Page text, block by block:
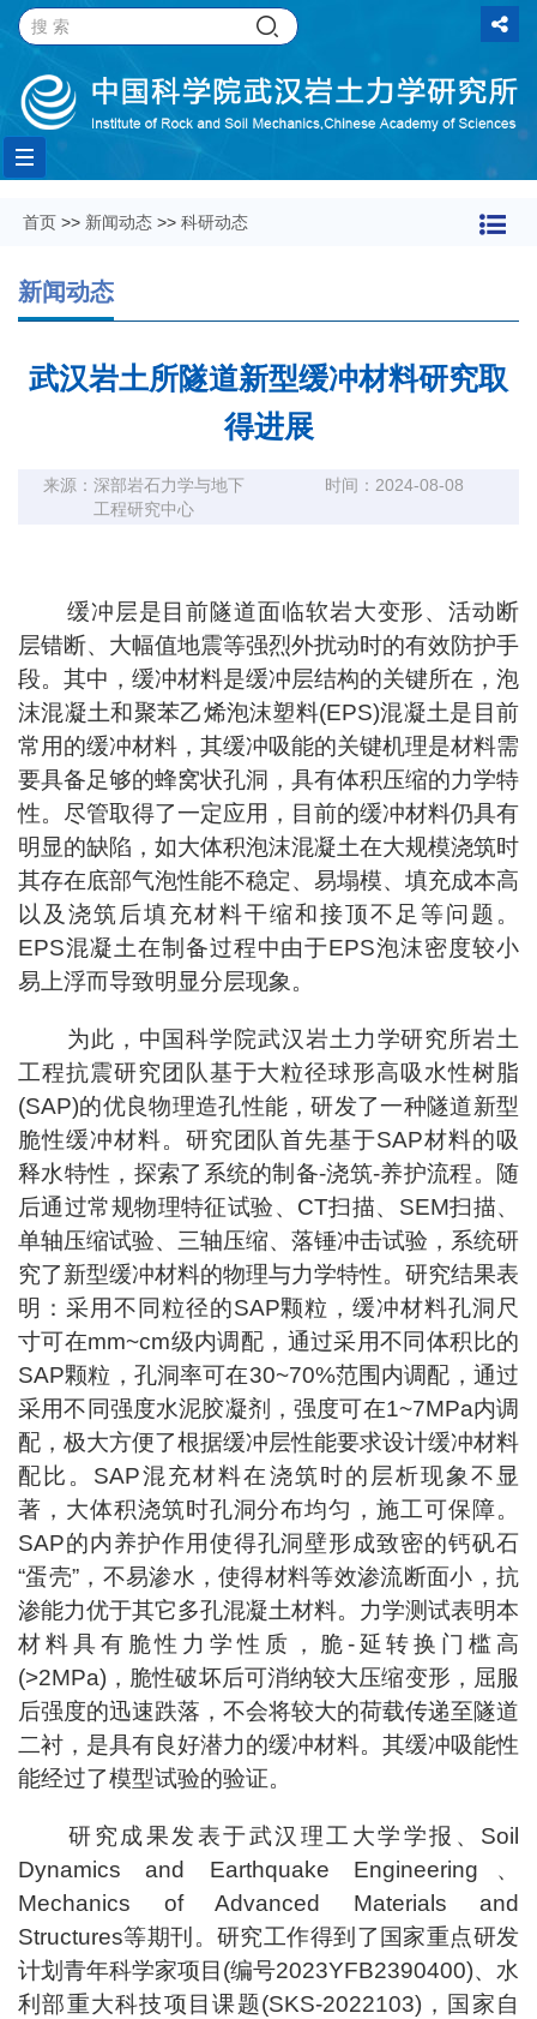
Toggle
navigation
首页 >> 新闻动态 >> 科研动态
新闻动态
武汉岩土所隧道新型缓冲材料研究取
得进展
来源：深部岩石力学与地下
工程研究中心
时间：2024-08-08
缓冲层是目前隧道面临软岩大变形、活动断
层错断、大幅值地震等强烈外扰动时的有效防护手
段。其中，缓冲材料是缓冲层结构的关键所在，泡
沫混凝土和聚苯乙烯泡沫塑料(EPS)混凝土是目前
常用的缓冲材料，其缓冲吸能的关键机理是材料需
要具备足够的蜂窝状孔洞，具有体积压缩的力学特
性。尽管取得了一定应用，目前的缓冲材料仍具有
明显的缺陷，如大体积泡沫混凝土在大规模浇筑时
其存在底部气泡性能不稳定、易塌模、填充成本高
以及浇筑后填充材料干缩和接顶不足等问题。
EPS混凝土在制备过程中由于EPS泡沫密度较小
易上浮而导致明显分层现象。
为此，中国科学院武汉岩土力学研究所岩土
工程抗震研究团队基于大粒径球形高吸水性树脂
(SAP)的优良物理造孔性能，研发了一种隧道新型
脆性缓冲材料。研究团队首先基于SAP材料的吸
释水特性，探索了系统的制备-浇筑-养护流程。随
后通过常规物理特征试验、CT扫描、SEM扫描、
单轴压缩试验、三轴压缩、落锤冲击试验，系统研
究了新型缓冲材料的物理与力学特性。研究结果表
明：采用不同粒径的SAP颗粒，缓冲材料孔洞尺
寸可在mm~cm级内调配，通过采用不同体积比的
SAP颗粒，孔洞率可在30~70%范围内调配，通过
采用不同强度水泥胶凝剂，强度可在1~7MPa内调
配，极大方便了根据缓冲层性能要求设计缓冲材料
配比。SAP混充材料在浇筑时的层析现象不显
著，大体积浇筑时孔洞分布均匀，施工可保障。
SAP的内养护作用使得孔洞壁形成致密的钙矾石
“蛋壳”，不易渗水，使得材料等效渗流断面小，抗
渗能力优于其它多孔混凝土材料。力学测试表明本
材料具有脆性力学性质，脆-延转换门槛高
(>2MPa)，脆性破坏后可消纳较大压缩变形，屈服
后强度的迅速跌落，不会将较大的荷载传递至隧道
二衬，是具有良好潜力的缓冲材料。其缓冲吸能性
能经过了模型试验的验证。
研究成果发表于武汉理工大学学报、Soil
Dynamics and Earthquake Engineering、
Mechanics of Advanced Materials and
Structures等期刊。研究工作得到了国家重点研发
计划青年科学家项目(编号2023YFB2390400)、水
利部重大科技项目课题(SKS-2022103)，国家自